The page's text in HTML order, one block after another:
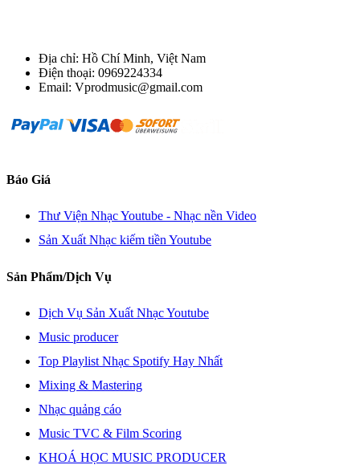
Địa chỉ: Hồ Chí Minh, Việt Nam
Điện thoại: 0969224334
Email: Vprodmusic@gmail.com
Báo Giá
Thư Viện Nhạc Youtube - Nhạc nền Video
Sản Xuất Nhạc kiếm tiền Youtube
Sản Phẩm/Dịch Vụ
Dịch Vụ Sản Xuất Nhạc Youtube
Music producer
Top Playlist Nhạc Spotify Hay Nhất
Mixing & Mastering
Nhạc quảng cáo
Music TVC & Film Scoring
KHOÁ HỌC MUSIC PRODUCER